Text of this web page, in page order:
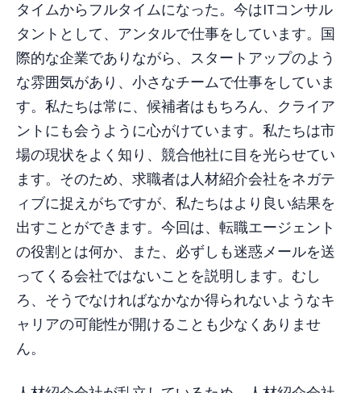
タイムからフルタイムになった。今はITコンサル
タントとして、アンタルで仕事をしています。国
際的な企業でありながら、スタートアップのよう
な雰囲気があり、小さなチームで仕事をしていま
す。私たちは常に、候補者はもちろん、クライア
ントにも会うように心がけています。私たちは市
場の現状をよく知り、競合他社に目を光らせてい
ます。そのため、求職者は人材紹介会社をネガテ
ィブに捉えがちですが、私たちはより良い結果を
出すことができます。今回は、転職エージェント
の役割とは何か、また、必ずしも迷惑メールを送
ってくる会社ではないことを説明します。むし
ろ、そうでなければなかなか得られないようなキ
ャリアの可能性が開けることも少なくありませ
ん。